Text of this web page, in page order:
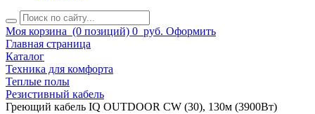
Моя корзина (0 позиций) 0 руб. Оформить
Главная страница
Каталог
Техника для комфорта
Теплые полы
Резистивный кабель
Греющий кабель IQ OUTDOOR CW (30), 130м (3900Вт)